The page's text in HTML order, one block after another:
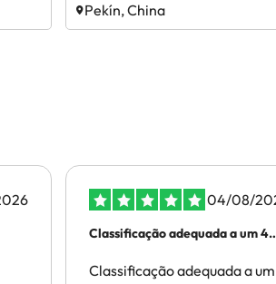
Pekín, China
04/08/
Classificação adequada a um 4
Classificação adequada a